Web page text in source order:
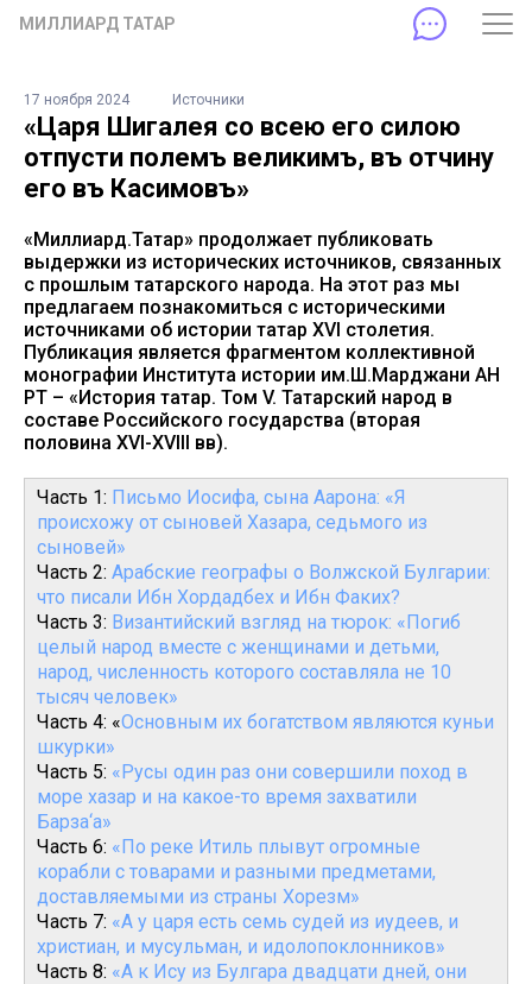
МИЛЛИАРД ТАТАР
17 ноября 2024 Источники
«Царя Шигалея со всею его силою
отпусти полемъ великимъ, въ отчину
его въ Касимовъ»
«Миллиард.Татар» продолжает публиковать
выдержки из исторических источников, связанных
с прошлым татарского народа. На этот раз мы
предлагаем познакомиться с историческими
источниками об истории татар XVI столетия.
Публикация является фрагментом коллективной
монографии Института истории им.Ш.Марджани АН
РТ – «История татар. Том V. Татарский народ в
составе Российского государства (вторая
половина XVI-XVIII вв).
Часть 1: Письмо Иосифа, сына Аарона: «Я
происхожу от сыновей Хазара, седьмого из
сыновей»
Часть 2: Арабские географы о Волжской Булгарии:
что писали Ибн Хордадбех и Ибн Факих?
Часть 3: Византийский взгляд на тюрок: «Погиб
целый народ вместе с женщинами и детьми,
народ, численность которого составляла не 10
тысяч человек»
Часть 4: «Основным их богатством являются куньи
шкурки»
Часть 5: «Русы один раз они совершили поход в
море хазар и на какое-то время захватили
Барза‘а»
Часть 6: «По реке Итиль плывут огромные
корабли с товарами и разными предметами,
доставляемыми из страны Хорезм»
Часть 7: «А у царя есть семь судей из иудеев, и
христиан, и мусульман, и идолопоклонников»
Часть 8: «А к Ису из Булгара двадцати дней, они